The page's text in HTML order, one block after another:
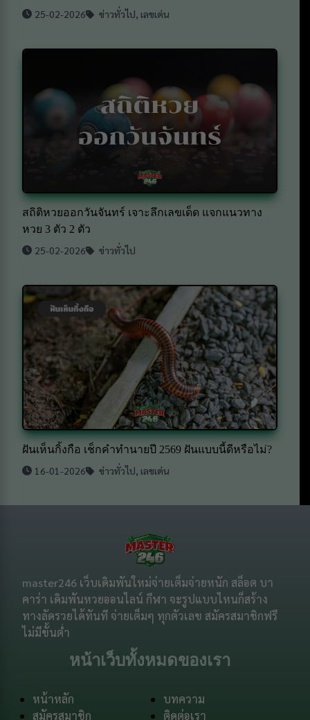
25-02-2026 ข่าวทั่วไป, เลขเด่น
สถิติหวยออกวันจันทร์ เจาะลึกเลขเด็ด แจกแนวทาง
หวย 3 ตัว 2 ตัว
25-02-2026 ข่าวทั่วไป
ฝันเห็นกิ้งกือ เช็กคำทำนายปี 2569 ฝันแบบนี้ดีหรือไม่?
16-01-2026 ข่าวทั่วไป, เลขเด่น
master246 เว็บเดิมพันใหม่จ่ายเต็มจ่ายหนัก สล็อต บา
คาร่า เดิมพันหวยออนไลน์ กีฬา จะรูปแบบไหนก็สร้าง
ทางลัดรวยได้ทันที จ่ายเต็มๆ ทุกตัวเลข สมัครสมาชิกฟรี
ไม่มีขั้นต่ำ
หน้าเว็บทั้งหมดของเรา
หน้าหลัก
สมัครสมาชิก
บทความ
ติดต่อเรา